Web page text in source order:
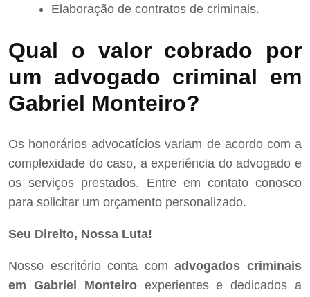
Elaboração de contratos de criminais.
Qual o valor cobrado por
um advogado criminal em
Gabriel Monteiro?
Os honorários advocatícios variam de acordo com a
complexidade do caso, a experiência do advogado e
os serviços prestados. Entre em contato conosco
para solicitar um orçamento personalizado.
Seu Direito, Nossa Luta!
Nosso escritório conta comadvogados criminais
em Gabriel Monteiroexperientes e dedicados a